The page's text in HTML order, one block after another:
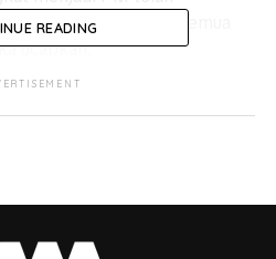
untuk menunaikan semua
ucapkan.
READING